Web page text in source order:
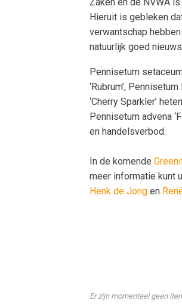
Hieruit is gebleken
verwantschap
natuurlijk goed
Pennisetum
‘Rubrum’,
‘Cherry Sparkler’
Pennisetum advena
en handelsverbod.
In de komende
meer informatie kunt
Henk de Jong en
Er zijn momenteel geen